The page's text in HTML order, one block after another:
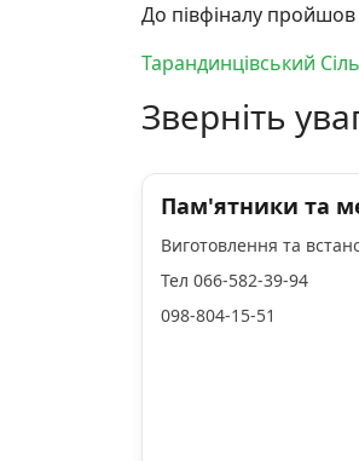
До півфіналу
Тарандинцівський
Зверніть
Пам'ятники та
Виготовлення та
Тел 066-582-39-94
098-804-15-51